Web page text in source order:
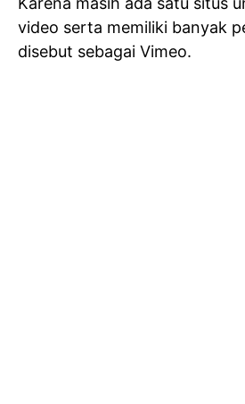
video serta memiliki banyak
disebut sebagai Vimeo.